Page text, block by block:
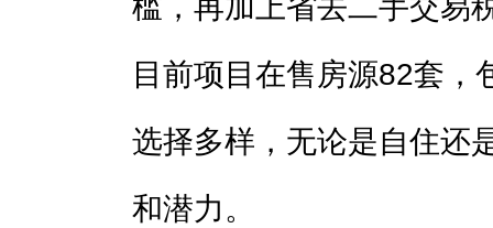
槛，再加上省去二手交易
目前项目在售房源82套，
选择多样，无论是自住还
和潜力。